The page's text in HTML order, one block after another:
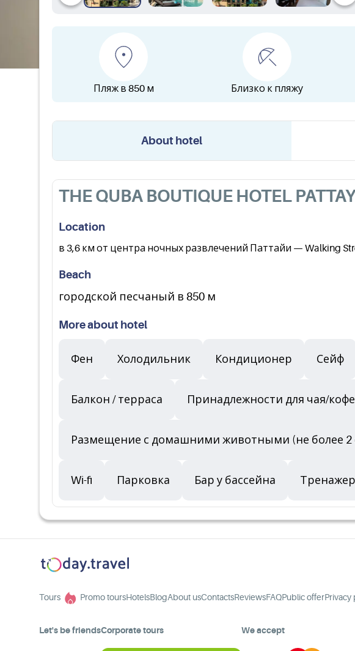
Пляж в 850 м Близко к пляжу
About hotel
THE QUBA BOUTIQUE HOTEL
Location
в 3,6 км от центра ночных развлечений Паттайи — Walking
Beach
городской песчаный в 850 м
More about hotel
Фен Холодильник Кондиционер Сейф
Балкон / терраса Принадлежности для чая/кофе
Размещение с домашними животными (не более 2
Wi-fi Парковка Бар у бассейна
Tours Promo toursHotelsBlogAbout usContactsReviewsFAQPublic offerPrivacy
Let's be friendsCorporate tours We accept